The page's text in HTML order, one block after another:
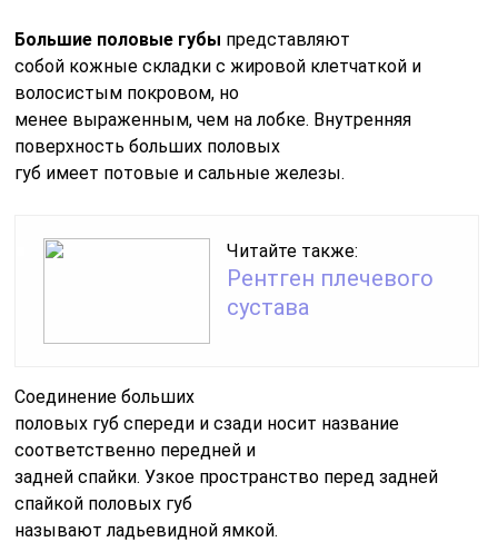
Большие половые губы представляют
собой кожные складки с жировой клетчаткой и
волосистым покровом, но
менее выраженным, чем на лобке. Внутренняя
поверхность больших половых
губ имеет потовые и сальные железы.
Читайте также:
Рентген плечевого
сустава
Соединение больших
половых губ спереди и сзади носит название
соответственно передней и
задней спайки. Узкое пространство перед задней
спайкой половых губ
называют ладьевидной ямкой.